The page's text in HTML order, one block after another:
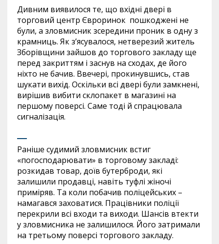
Дивним виявилося те, що вхідні двері в
торговий центр Євроринок пошкоджені не
були, а зловмисник зсередини проник в одну з
крамниць. Як з’ясувалося, нетверезий житель
Зборівщини зайшов до торгового закладу ще
перед закриттям і заснув на сходах, де його
ніхто не бачив. Ввечері, прокинувшись, став
шукати вихід. Оскільки всі двері були замкнені,
вирішив вибити склопакет в магазині на
першому поверсі. Саме тоді й спрацювала
сигналізація.
Раніше судимий зловмисник встиг
«погосподарювати» в торговому закладі:
розкидав товар, доїв бутерброди, які
залишили продавці, навіть туфлі жіночі
приміряв. Та коли побачив поліцейських –
намагався заховатися. Працівники поліції
перекрили всі входи та виходи. Шансів втекти
у зловмисника не залишилося. Його затримали
на третьому поверсі торгового закладу.